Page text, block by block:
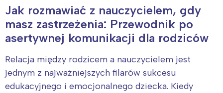
Jak rozmawiać z nauczycielem, gdy
masz zastrzeżenia: Przewodnik po
asertywnej komunikacji dla rodziców
Relacja między rodzicem a nauczycielem jest
jednym z najważniejszych filarów sukcesu
edukacyjnego i emocjonalnego dziecka. Kiedy